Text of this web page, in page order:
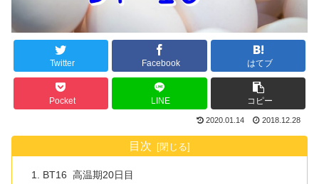
Twitter Facebook はてブ
Pocket LINE コピー
2020.01.14 2018.12.28
目次
BT16 高温期20日目